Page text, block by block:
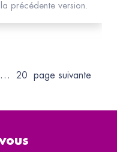
précédente version.
… 20 page suivante